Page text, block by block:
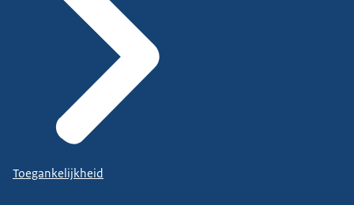
Toegankelijkheid